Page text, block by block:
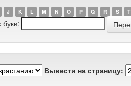
J K L M N O P Q R S T
Вывести на страницу: